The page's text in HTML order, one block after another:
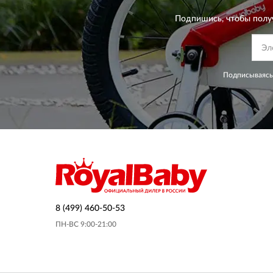
Подпишись, чтобы
8 (499) 460-50-53
ПН-ВС 9:00-21:00